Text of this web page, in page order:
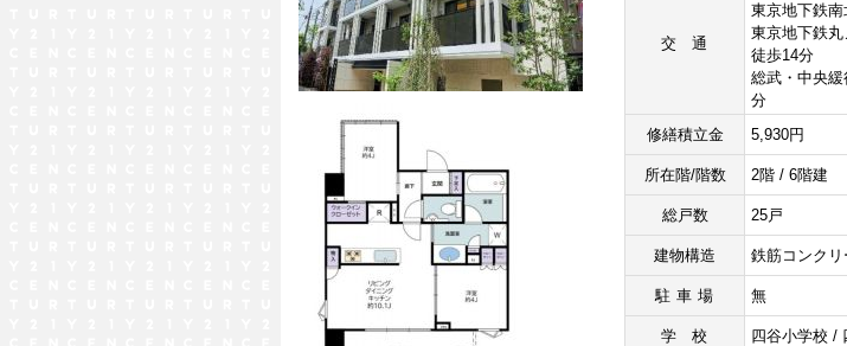
交通
東京地下鉄
東京地下鉄
徒歩14分
総武・中央
分
修繕積立金
5,930円
所在階/階数 2階 / 6階建
総戸数 25戸
建物構造 鉄筋コンクリ
駐車場 無
学校 四谷小学校 /